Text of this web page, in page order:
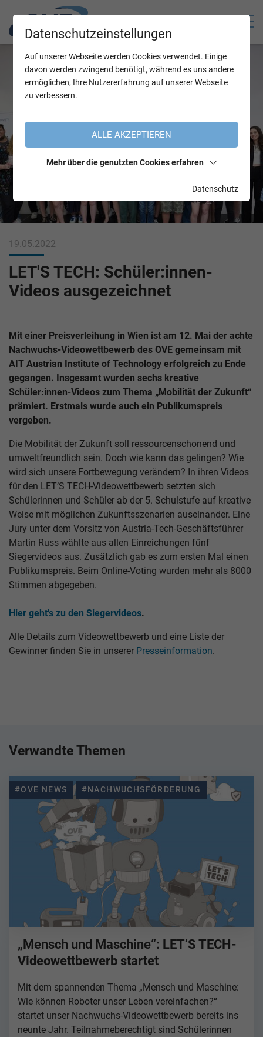
19.05.2022
LET'S TECH: Schüler:innen-
Videos ausgezeichnet
Mit einer Preisverleihung in Wien ist am 12. Mai der achte
Nachwuchs-Videowettbewerb des OVE gemeinsam mit
AIT Austrian Institute of Technology erfolgreich zu Ende
gegangen. Insgesamt wurden sechs kreative
Schüler:innen-Videos zum Thema „Mobilität der Zukunft“
prämiert. Erstmals wurde auch ein Publikumspreis
vergeben.
Die Mobilität der Zukunft soll ressourcenschonend und
umweltfreundlich sein. Doch wie kann das gelingen? Wie
wird sich unsere Fortbewegung verändern? In ihren Videos
für den LET’S TECH-Videowettbewerb setzten sich
Schülerinnen und Schüler ab der 5. Schulstufe auf kreative
Weise mit möglichen Zukunftsszenarien auseinander. Eine
Jury unter dem Vorsitz von Austria-Tech-Geschäftsführer
Martin Russ wählte aus allen Einreichungen fünf
Siegervideos aus. Zusätzlich gab es zum ersten Mal einen
Publikumspreis. Beim Online-Voting wurden mehr als 8000
Stimmen abgegeben.
Hier geht's zu den Siegervideos.
Alle Details zum Videowettbewerb und eine Liste der
Gewinner finden Sie in unserer Presseinformation.
Verwandte Themen
#OVE NEWS #NACHWUCHSFÖRDERUNG
„Mensch und Maschine“: LET’S TECH-
Videowettbewerb startet
Mit dem spannenden Thema „Mensch und Maschine:
Wie können Roboter unser Leben vereinfachen?“
startet unser Nachwuchs-Videowettbewerb bereits ins
neunte Jahr. Teilnahmeberechtigt sind Schülerinnen
Datenschutzeinstellungen
Auf unserer Webseite werden Cookies verwendet. Einige
davon werden zwingend benötigt, während es uns andere
ermöglichen, Ihre Nutzererfahrung auf unserer Webseite
zu verbessern.
ALLE AKZEPTIEREN
Mehr über die genutzten Cookies erfahren
Datenschutz